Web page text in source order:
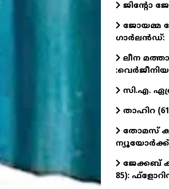
ജിന്റോ
ജോയമ്മ
ഗാര്‍ലന്‍ഡ്:
ലീന
:വെർജീനിയ
സി.എ.
താഹിറ
തോമസ്
ന്യൂയോര്‍ക്ക്
ജേക്കബ്
85):